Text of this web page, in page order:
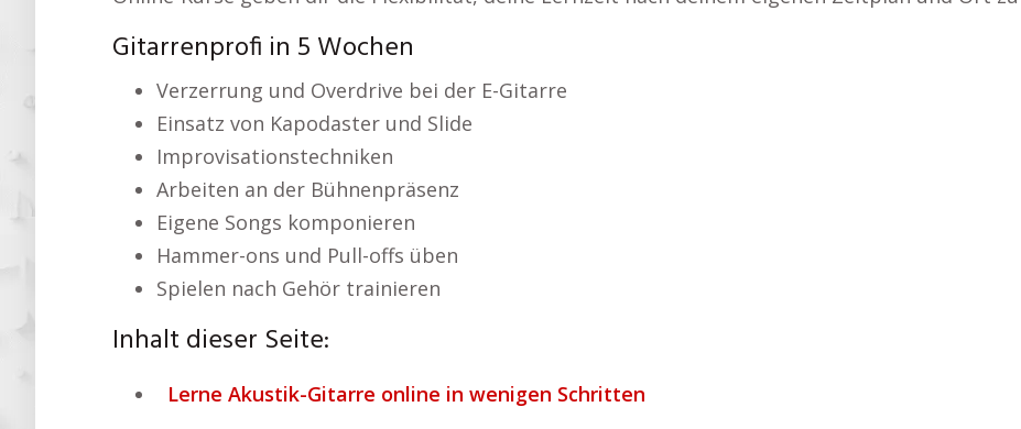
Gitarrenprofi in 5 Wochen
Verzerrung und Overdrive bei der E-Gitarre
Einsatz von Kapodaster und Slide
Improvisationstechniken
Arbeiten an der Bühnenpräsenz
Eigene Songs komponieren
Hammer-ons und Pull-offs üben
Spielen nach Gehör trainieren
Inhalt dieser Seite:
Lerne Akustik-Gitarre online in wenigen Schritten